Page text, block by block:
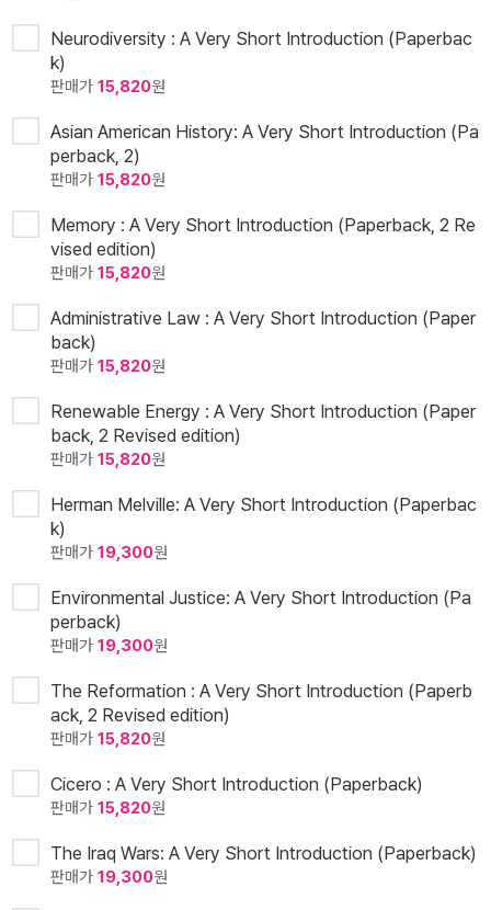
Neurodiversity : A Very Short Introduction (Paperbac
k)
판매가 15,820원
Asian American History: A Very Short Introduction (Pa
perback, 2)
판매가 15,820원
Memory : A Very Short Introduction (Paperback, 2 Re
vised edition)
판매가 15,820원
Administrative Law : A Very Short Introduction (Paper
back)
판매가 15,820원
Renewable Energy : A Very Short Introduction (Paper
back, 2 Revised edition)
판매가 15,820원
Herman Melville: A Very Short Introduction (Paperbac
k)
판매가 19,300원
Environmental Justice: A Very Short Introduction (Pa
perback)
판매가 19,300원
The Reformation : A Very Short Introduction (Paperb
ack, 2 Revised edition)
판매가 15,820원
Cicero : A Very Short Introduction (Paperback)
판매가 15,820원
The Iraq Wars: A Very Short Introduction (Paperback)
판매가 19,300원